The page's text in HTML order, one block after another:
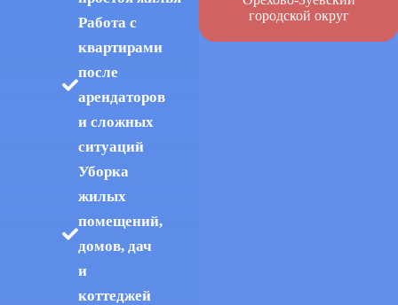
Работа с
квартирами
после
арендаторов
и сложных
ситуаций
Уборка
жилых
помещений,
домов, дач
и
коттеджей
городской округ